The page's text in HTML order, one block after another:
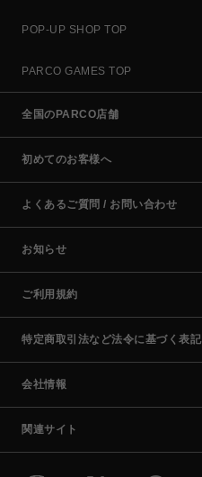
POP-UP SHOP TOP
PARCO GAMES TOP
全国のPARCO店舗
初めてのお客様へ
よくあるご質問 / お問い合わせ
お知らせ
ご利用規約
特定商取引法など法令に基づく表記
会社情報
関連サイト